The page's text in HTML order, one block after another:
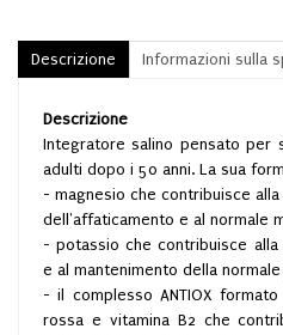
Descrizione Informazioni sulla
Descrizione
Integratore salino pensato per
adulti dopo i 50 anni. La sua
- magnesio che contribuisce
dell'affaticamento e al normale
- potassio che contribuisce alla
e al mantenimento della
- il complesso ANTIOX
rossa e vitamina B2 che